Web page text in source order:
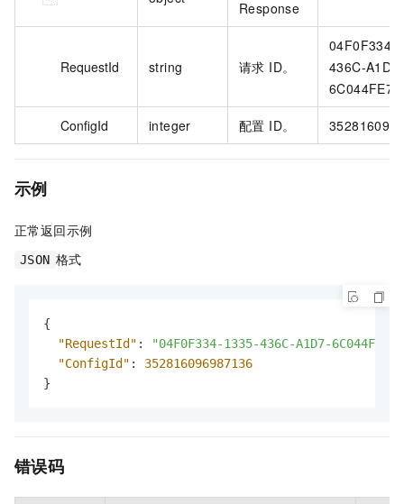
Response
RequestId string 请求 ID。
04F0F334-
436C-A1D7-
ConfigId integer 配置 ID。
示例
正常返回示例
JSON 格式
{
"RequestId" :
"04F0F334-1335-436C-A1D7-
"ConfigId" :
352816096987136
}
错误码